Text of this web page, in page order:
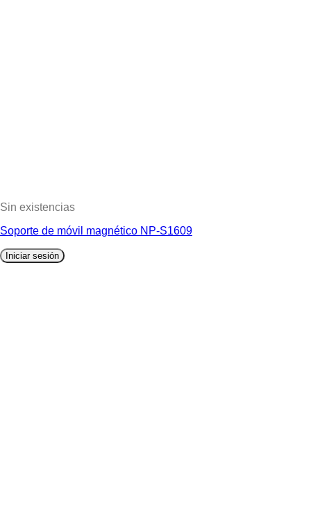
Sin existencias
Soporte de móvil magnético NP-S1609
Iniciar sesión